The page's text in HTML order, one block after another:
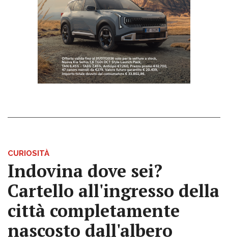
CURIOSITÀ
Indovina dove sei?
Cartello all'ingresso della
città completamente
nascosto dall'albero